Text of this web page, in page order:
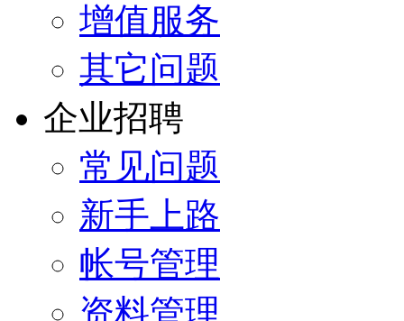
增值服务
其它问题
企业招聘
常见问题
新手上路
帐号管理
资料管理